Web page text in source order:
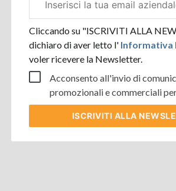
aziendale
Cliccando su "ISCRIVITI ALLA
dichiaro di aver letto l' Informativa
voler ricevere la Newsletter.
Acconsento all'invio di
promozionali e commerciali
ISCRIVITI ALLA